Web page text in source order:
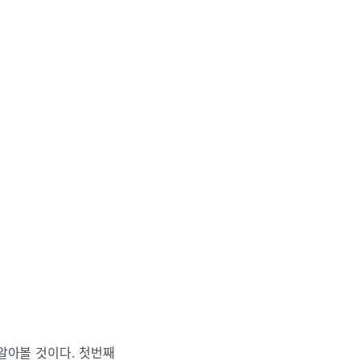
볼 것이다. 첫번째